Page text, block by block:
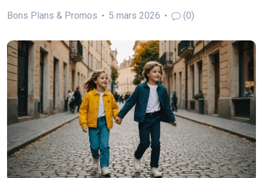
Bons Plans & Promos 5 mars 2026 (0)